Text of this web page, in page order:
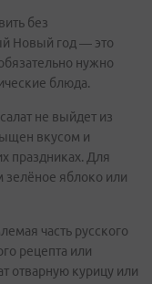
без
Новый год — это
нужно
блюда.
не выйдет из
вкусом и
праздниках. Для
зелёное яблоко или
часть русского
рецепта или
отварную курицу или